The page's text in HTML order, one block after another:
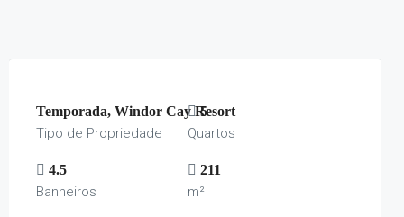
Temporada, Windor Cay Resort
Tipo de Propriedade
5
Quartos
4.5
Banheiros
211
m²